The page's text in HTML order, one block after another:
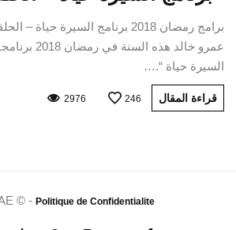
عمرو خالد هذه
السيرة حياة “.…
قراءة المقال 246
2976
© - Politique de Confidentialite